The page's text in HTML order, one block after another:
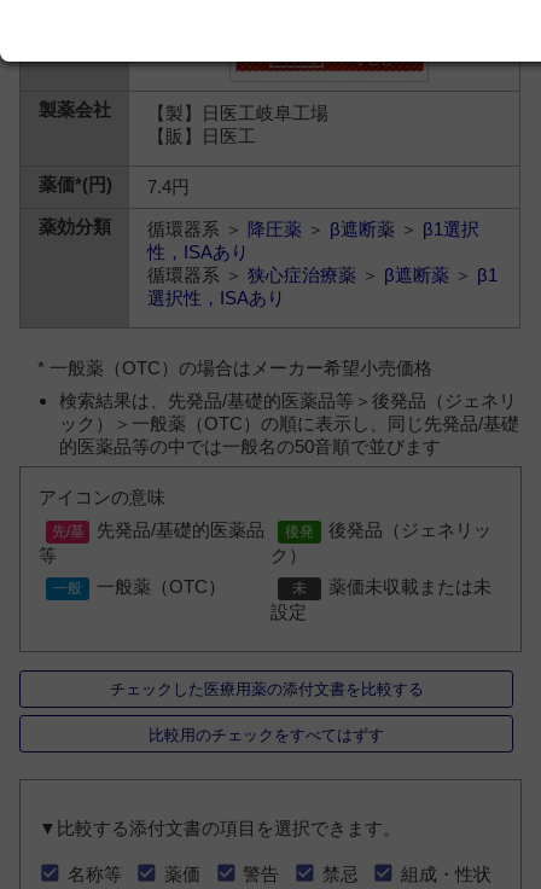
【製】日医工岐阜工場
【販】日医工
7.4円
循環器系 ＞ 降圧薬 ＞ β遮断薬 ＞ β1選択
性，ISAあり
循環器系 ＞狭心症治療薬 ＞ β遮断薬 ＞ β1
選択性，ISAあり
* 一般薬（OTC）の場合はメーカー希望小売価格
検索結果は、先発品/基礎的医薬品等＞後発品（ジェネリ
ック）＞一般薬（OTC）の順に表示し、同じ先発品/基礎
的医薬品等の中では一般名の50音順で並びます
アイコンの意味
先発品/基礎的医薬品
等
後発品（ジェネリッ
ク）
一般薬（OTC）
薬価未収載または未
設定
チェックした医療用薬の添付文書を比較する
比較用のチェックをすべてはずす
▼比較する添付文書の項目を選択できます。
名称等 薬価 警告 禁忌
組成・性状